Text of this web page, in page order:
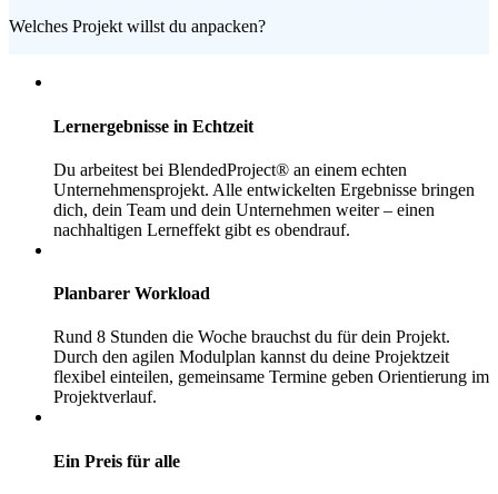
Welches Projekt willst du anpacken?
Lernergebnisse in Echtzeit
Du arbeitest bei BlendedProject® an einem echten
Unternehmensprojekt. Alle entwickelten Ergebnisse bringen
dich, dein Team und dein Unternehmen weiter – einen
nachhaltigen Lerneffekt gibt es obendrauf.
Planbarer Workload
Rund 8 Stunden die Woche brauchst du für dein Projekt.
Durch den agilen Modulplan kannst du deine Projektzeit
flexibel einteilen, gemeinsame Termine geben Orientierung im
Projektverlauf.
Ein Preis für alle